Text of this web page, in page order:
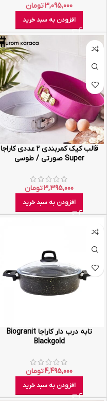
3,095,000تومان
افزودن به سبد خرید
قالب کیک کمربندی ۲ عددی کاراجا
Super صورتی / طوسی
3,395,000تومان
افزودن به سبد خرید
تابه درب دار کاراجا Biogranit
Blackgold
4,495,000تومان
افزودن به سبد خرید